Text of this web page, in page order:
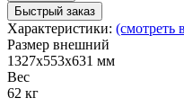
Быстрый заказ
Характеристики: (смотреть
Размер внешний
1327x553x631 мм
Вес
62 кг